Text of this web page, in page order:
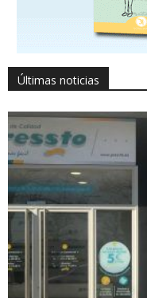
Últimas noticias